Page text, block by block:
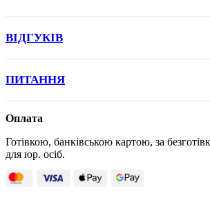
ВІДГУКІВ
ПИТАННЯ
Оплата
Готівкою, банківською картою, за
для юр. осіб.